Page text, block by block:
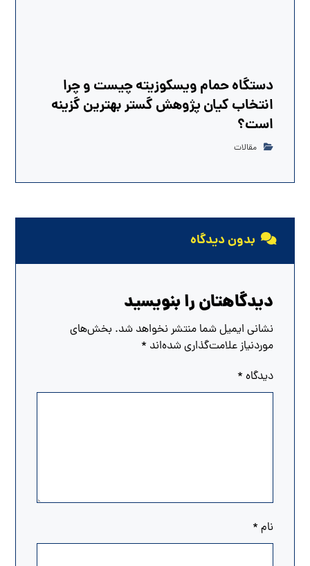
دستگاه حمام ویسکوزیته چیست و چرا
انتخاب کیان پژوهش گستر بهترین گزینه
است؟
مقالات
بدون دیدگاه
دیدگاهتان را بنویسید
نشانی ایمیل شما منتشر نخواهد شد. بخش‌های
موردنیاز علامت‌گذاری شده‌اند *
دیدگاه *
نام *